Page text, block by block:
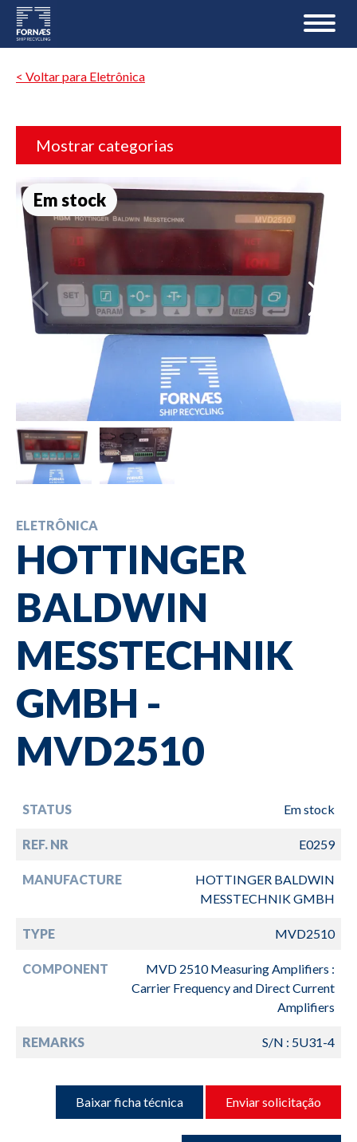
< Voltar para Eletrônica
Mostrar categorias
Em stock
ELETRÔNICA
HOTTINGER
BALDWIN
MESSTECHNIK
GMBH -
MVD2510
STATUS Em stock
REF. NR E0259
MANUFACTURE
HOTTINGER BALDWIN
MESSTECHNIK GMBH
TYPE MVD2510
COMPONENT
MVD 2510 Measuring Amplifiers :
Carrier Frequency and Direct Current
Amplifiers
REMARKS S/N : 5U31-4
Baixar ficha técnica Enviar solicitação